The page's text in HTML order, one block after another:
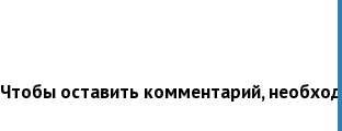
Чтобы оставить комментарий,